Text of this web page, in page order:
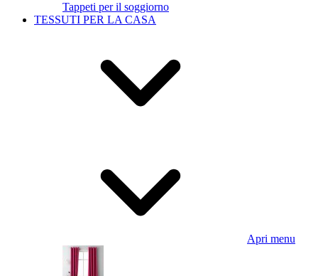
Tappeti per il soggiorno
TESSUTI PER LA CASA
Apri menu